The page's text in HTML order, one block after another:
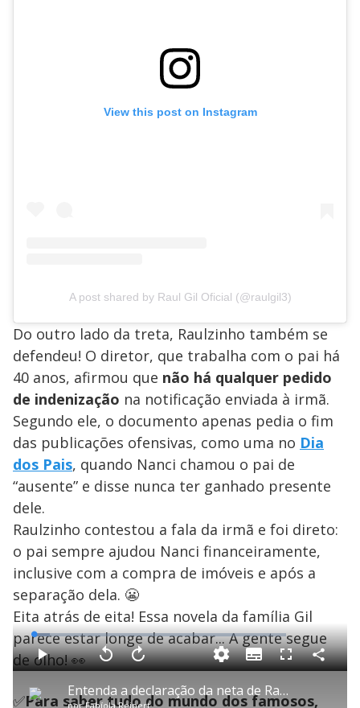
View this post on Instagram
A post shared by Raul Gil Oficial (@raulgil3)
Do outro lado da treta, Raulzinho também se
defendeu! O diretor, que trabalha com o pai há
40 anos, afirmou que não há qualquer pedido
de indenização na notificação enviada à irmã.
Segundo ele, o documento apenas pedia o fim
das publicações ofensivas, como uma no Dia
dos Pais, quando Nanci chamou o pai de
“ausente” e disse nunca ter ganhado presente
dele.
Raulzinho contestou a fala da irmã e foi direto:
o pai sempre ajudou Nanci financeiramente,
inclusive com a compra de imóveis e após a
separação dela. 😬
Eita atrás de eita! Essa novela da família Gil
parece estar longe de acabar... A gente segue
de olho! 👀
Entenda a declaração da neta de Raul Gil e por que ela não pode falar sobre o apresentador
porFabíola Reipert
P V
l
t
a
A
a
n
ç
L
o
a
d
e
.
S
u
b
i
t
F
l
s
C
o
✅Para saber tudo do mundo dos famosos,